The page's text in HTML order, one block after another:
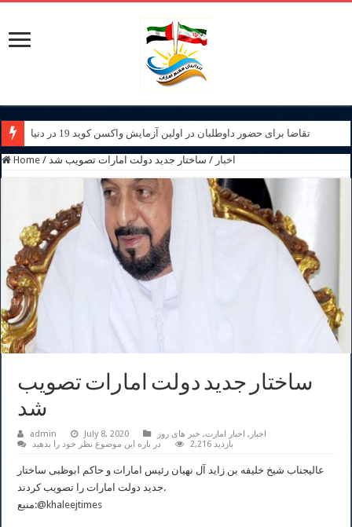
تقاضا برای حضور داوطلبان در اولین آزمایش واکسن کوید 19 در دنیا
Home / اخبار / ساختار جدید دولت امارات تصویب شد
ساختار جدید دولت امارات تصویب
شد
admin July 8, 2020 اخبار , اخبار امارت, خبر های روز
در باره این موضوع نظر خود را بدهید
2,216 بازدید
عالیجناب شیخ خلیفه بن زاید آل نهیان رئیس امارات و حاکم ابوظبی ساختار
جدید دولت امارات را تصویب کردند.
منبع:@khaleejtimes